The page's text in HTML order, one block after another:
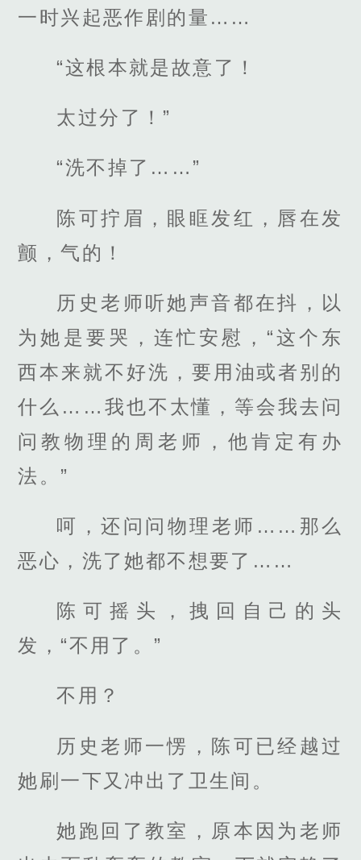
一时兴起恶作剧的量……
“这根本就是故意了！
太过分了！”
“洗不掉了……”
陈可拧眉，眼眶发红，唇在发
颤，气的！
历史老师听她声音都在抖，以
为她是要哭，连忙安慰，“这个东
西本来就不好洗，要用油或者别的
什么……我也不太懂，等会我去问
问教物理的周老师，他肯定有办
法。”
呵，还问问物理老师……那么
恶心，洗了她都不想要了……
陈可摇头，拽回自己的头
发，“不用了。”
不用？
历史老师一愣，陈可已经越过
她刷一下又冲出了卫生间。
她跑回了教室，原本因为老师